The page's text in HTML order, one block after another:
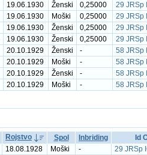
19.06.1930 Ženski 0,25000
29 JRSp
19.06.1930 Moški 0,25000
29 JRSp
19.06.1930 Ženski 0,25000
29 JRSp
19.06.1930 Ženski 0,25000
29 JRSp
20.10.1929 Ženski -
58 JRSp
20.10.1929 Moški -
58 JRSp
20.10.1929 Ženski -
58 JRSp
20.10.1929 Moški - 58 JRSp
Rojstvo Spol Inbriding
Id
18.08.1928 Moški -
29 JRSp